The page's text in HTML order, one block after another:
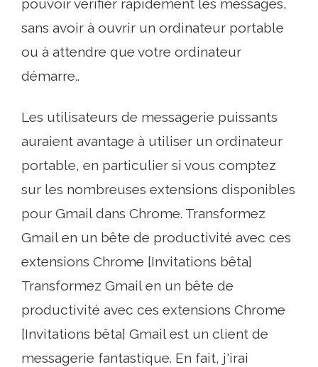
pouvoir vérifier rapidement les messages,
sans avoir à ouvrir un ordinateur portable
ou à attendre que votre ordinateur
démarre..
Les utilisateurs de messagerie puissants
auraient avantage à utiliser un ordinateur
portable, en particulier si vous comptez
sur les nombreuses extensions disponibles
pour Gmail dans Chrome. Transformez
Gmail en un bête de productivité avec ces
extensions Chrome [Invitations bêta]
Transformez Gmail en un bête de
productivité avec ces extensions Chrome
[Invitations bêta] Gmail est un client de
messagerie fantastique. En fait, j'irai